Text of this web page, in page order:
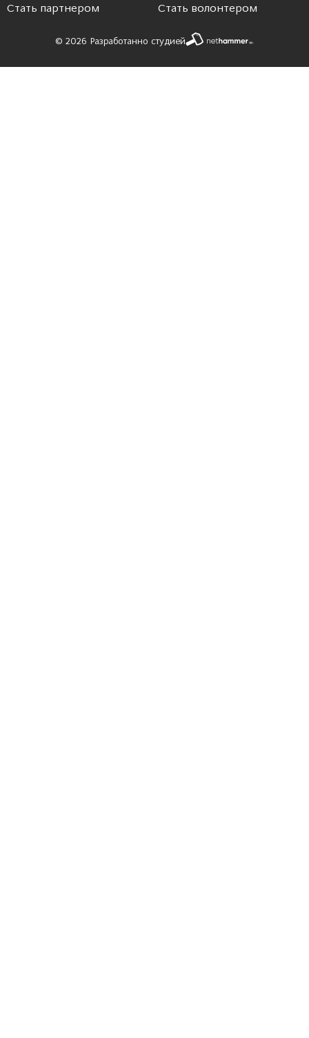
Стать партнером Стать волонтером
© 2026 Разработанно студией